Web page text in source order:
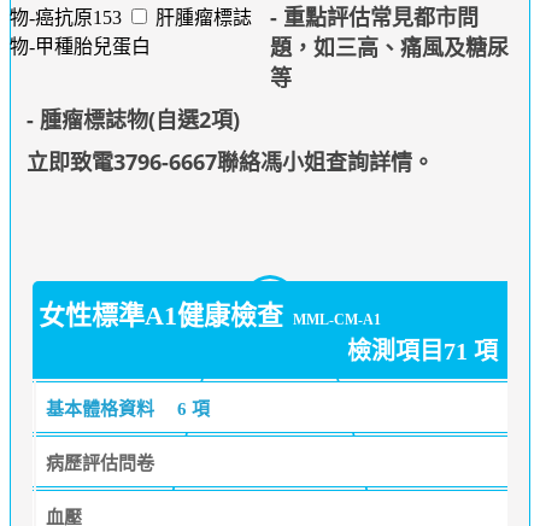
物-癌抗原153
肝腫瘤標誌
物-甲種胎兒蛋白
- 重點評估常見都市問
題，如三高、痛風及糖尿
等
- 腫瘤標誌物(自選2項)
立即致電3796-6667聯絡馮小姐查詢詳情。
女性標準A1健康檢查 MML-CM-A1
檢測項目71 項
基本體格資料 6 項
病歷評估問卷
血壓